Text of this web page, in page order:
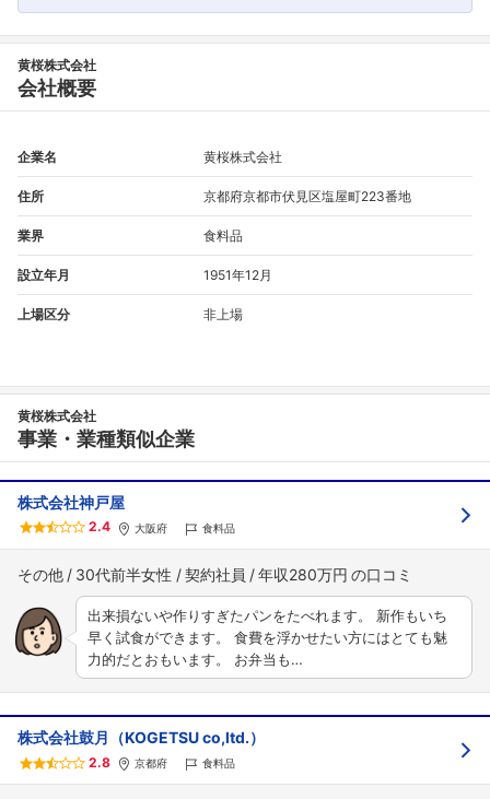
黄桜株式会社
会社概要
企業名 黄桜株式会社
住所 京都府京都市伏見区塩屋町223番地
業界 食料品
設立年月 1951年12月
上場区分 非上場
黄桜株式会社
事業・業種類似企業
株式会社神戸屋
2.4 大阪府 食料品
その他 30代前半女性 契約社員 年収280万円
出来損ないや作りすぎたパンをたべれます。 新作もいち
早く試食ができます。 食費を浮かせたい方にはとても魅
力的だとおもいます。 お弁当も…
株式会社鼓月（KOGETSU co,ltd.）
2.8 京都府 食料品